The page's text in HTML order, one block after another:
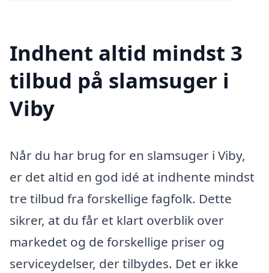
Indhent altid mindst 3
tilbud på slamsuger i
Viby
Når du har brug for en slamsuger i Viby,
er det altid en god idé at indhente mindst
tre tilbud fra forskellige fagfolk. Dette
sikrer, at du får et klart overblik over
markedet og de forskellige priser og
serviceydelser, der tilbydes. Det er ikke